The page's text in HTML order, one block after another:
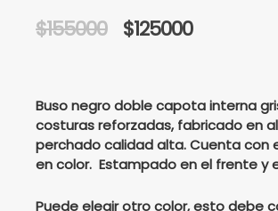
$155000
Original
was:
$155000.
$125000
is:
Buso negro doble capota interna
costuras reforzadas, fabricado en
perchado calidad alta. Cuenta con
en color. Estampado en el frente y
Puede elegir otro color, esto debe